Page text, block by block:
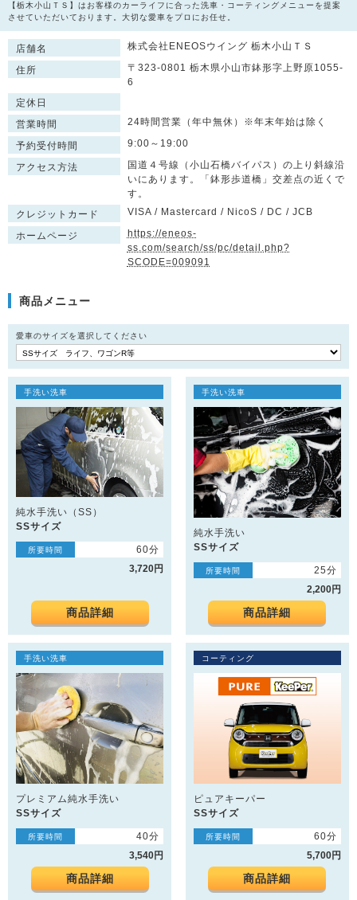
【栃木小山ＴＳ】はお客様のカーライフに合った洗車・コーティングメニューを提案
させていただいております。大切な愛車をプロにお任せ。
店舗名 株式会社ENEOSウイング 栃木小山ＴＳ
住所
〒323-0801 栃木県小山市鉢形字上野原1055-
6
定休日
営業時間
24時間営業（年中無休）※年末年始は除く
予約受付時間 9:00～19:00
アクセス方法
国道４号線（小山石橋バイパス）の上り斜線沿
いにあります。「鉢形歩道橋」交差点の近くで
す。
クレジットカード
VISA / Mastercard / NicoS / DC / JCB
ホームページ
https://eneos-
ss.com/search/ss/pc/detail.php?
SCODE=009091
商品メニュー
愛車のサイズを選択してください
手洗い洗車
純水手洗い（SS）
SSサイズ
所要時間
60分
3,720円
商品詳細
手洗い洗車
純水手洗い
SSサイズ
所要時間
25分
2,200円
商品詳細
手洗い洗車
プレミアム純水手洗い
SSサイズ
所要時間
40分
3,540円
商品詳細
コーティング
ピュアキーパー
SSサイズ
所要時間
60分
5,700円
商品詳細